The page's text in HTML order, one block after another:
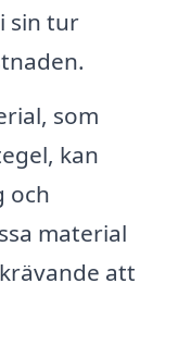
sin tur
som
kan
och
material
att